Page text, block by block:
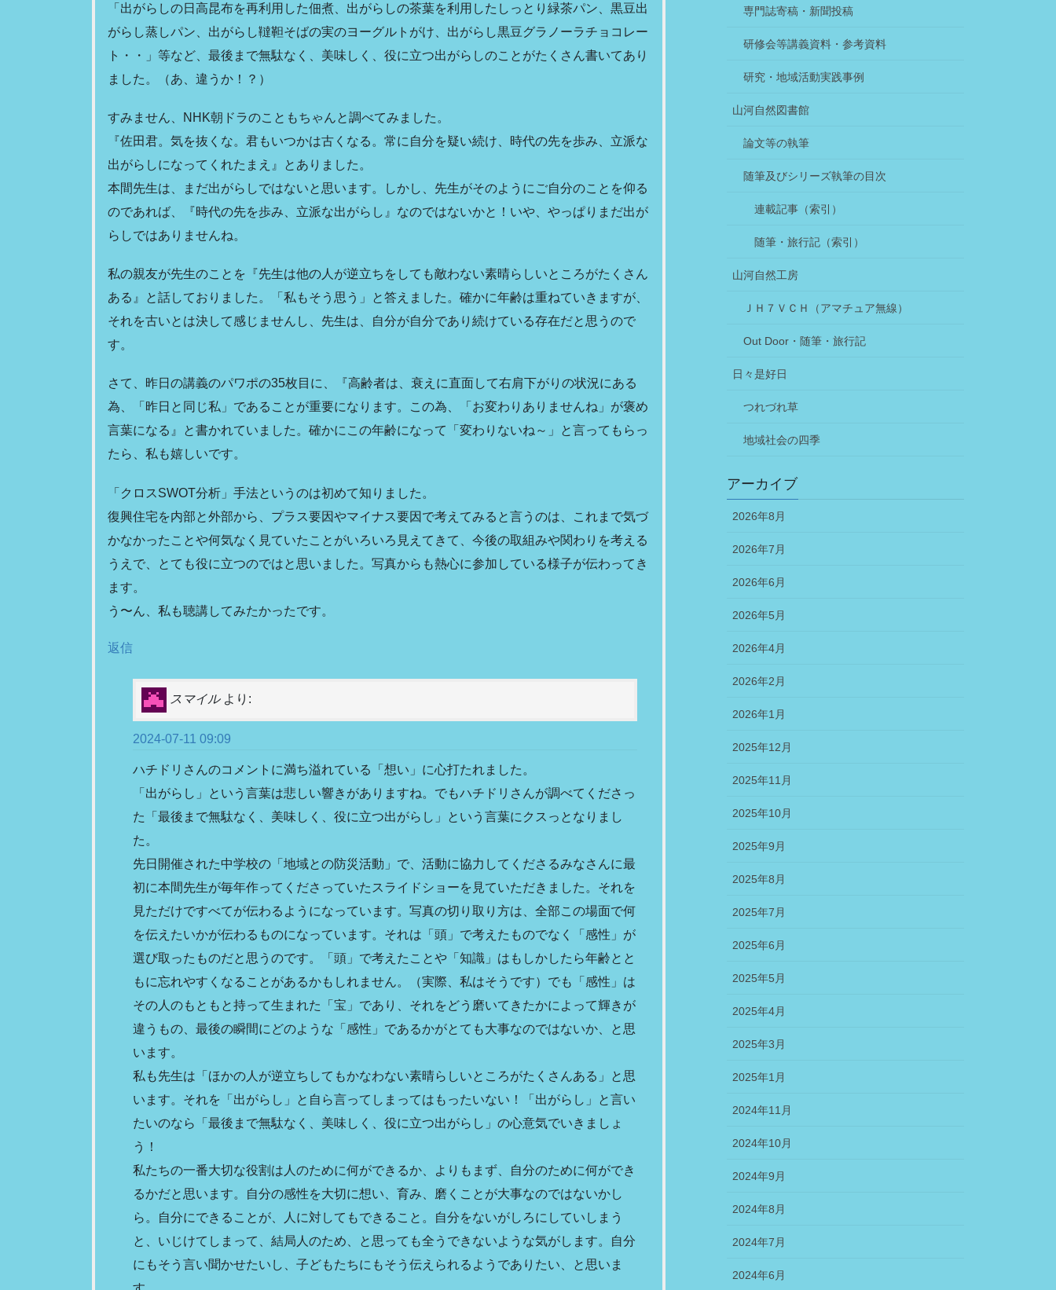
「出がらしの日高昆布を再利用した佃煮、出がらしの茶葉を利用したしっとり緑茶パン、黒豆出
がらし蒸しパン、出がらし韃靼そばの実のヨーグルトがけ、出がらし黒豆グラノーラチョコレー
ト・・」等など、最後まで無駄なく、美味しく、役に立つ出がらしのことがたくさん書いてあり
ました。（あ、違うか！？）
すみません、NHK朝ドラのこともちゃんと調べてみました。
『佐田君。気を抜くな。君もいつかは古くなる。常に自分を疑い続け、時代の先を歩み、立派な
出がらしになってくれたまえ』とありました。
本間先生は、まだ出がらしではないと思います。しかし、先生がそのようにご自分のことを仰る
のであれば、『時代の先を歩み、立派な出がらし』なのではないかと！いや、やっぱりまだ出が
らしではありませんね。
私の親友が先生のことを『先生は他の人が逆立ちをしても敵わない素晴らしいところがたくさん
ある』と話しておりました。「私もそう思う」と答えました。確かに年齢は重ねていきますが、
それを古いとは決して感じませんし、先生は、自分が自分であり続けている存在だと思うので
す。
さて、昨日の講義のパワポの35枚目に、『高齢者は、衰えに直面して右肩下がりの状況にある
為、「昨日と同じ私」であることが重要になります。この為、「お変わりありませんね」が褒め
言葉になる』と書かれていました。確かにこの年齢になって「変わりないね～」と言ってもらっ
たら、私も嬉しいです。
「クロスSWOT分析」手法というのは初めて知りました。
復興住宅を内部と外部から、プラス要因やマイナス要因で考えてみると言うのは、これまで気づ
かなかったことや何気なく見ていたことがいろいろ見えてきて、今後の取組みや関わりを考える
うえで、とても役に立つのではと思いました。写真からも熱心に参加している様子が伝わってき
ます。
う〜ん、私も聴講してみたかったです。
返信
スマイル より:
2024-07-11 09:09
ハチドリさんのコメントに満ち溢れている「想い」に心打たれました。
「出がらし」という言葉は悲しい響きがありますね。でもハチドリさんが調べてくださっ
た「最後まで無駄なく、美味しく、役に立つ出がらし」という言葉にクスっとなりまし
た。
先日開催された中学校の「地域との防災活動」で、活動に協力してくださるみなさんに最
初に本間先生が毎年作ってくださっていたスライドショーを見ていただきました。それを
見ただけですべてが伝わるようになっています。写真の切り取り方は、全部この場面で何
を伝えたいかが伝わるものになっています。それは「頭」で考えたものでなく「感性」が
選び取ったものだと思うのです。「頭」で考えたことや「知識」はもしかしたら年齢とと
もに忘れやすくなることがあるかもしれません。（実際、私はそうです）でも「感性」は
その人のもともと持って生まれた「宝」であり、それをどう磨いてきたかによって輝きが
違うもの、最後の瞬間にどのような「感性」であるかがとても大事なのではないか、と思
います。
私も先生は「ほかの人が逆立ちしてもかなわない素晴らしいところがたくさんある」と思
います。それを「出がらし」と自ら言ってしまってはもったいない！「出がらし」と言い
たいのなら「最後まで無駄なく、美味しく、役に立つ出がらし」の心意気でいきましょ
う！
私たちの一番大切な役割は人のために何ができるか、よりもまず、自分のために何ができ
るかだと思います。自分の感性を大切に想い、育み、磨くことが大事なのではないかし
ら。自分にできることが、人に対してもできること。自分をないがしろにしていしまう
と、いじけてしまって、結局人のため、と思っても全うできないような気がします。自分
にもそう言い聞かせたいし、子どもたちにもそう伝えられるようでありたい、と思いま
専門誌寄稿・新聞投稿
研修会等講義資料・参考資料
研究・地域活動実践事例
山河自然図書館
論文等の執筆
随筆及びシリーズ執筆の目次
連載記事（索引）
随筆・旅行記（索引）
山河自然工房
ＪＨ７ＶＣＨ（アマチュア無線）
Out Door・随筆・旅行記
日々是好日
つれづれ草
地域社会の四季
アーカイブ
2026年8月
2026年7月
2026年6月
2026年5月
2026年4月
2026年2月
2026年1月
2025年12月
2025年11月
2025年10月
2025年9月
2025年8月
2025年7月
2025年6月
2025年5月
2025年4月
2025年3月
2025年1月
2024年11月
2024年10月
2024年9月
2024年8月
2024年7月
2024年6月